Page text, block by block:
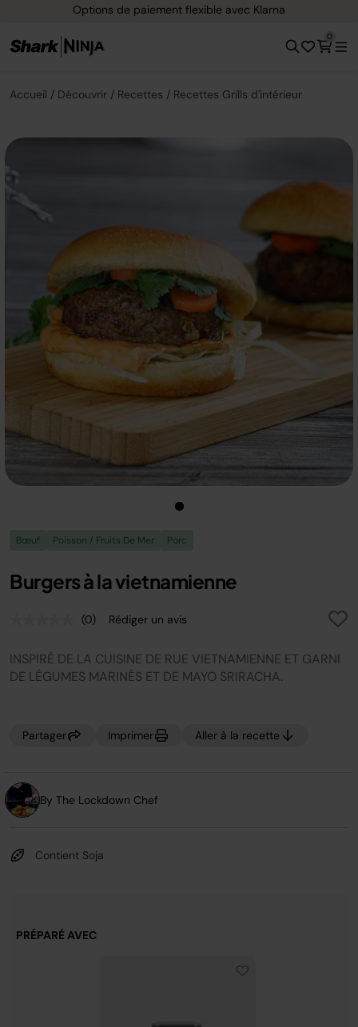
Options de paiement flexible avec Klarna
0
Accueil Découvrir Recettes Recettes Grills d'intérieur
Bœuf Poisson / Fruits De Mer Porc
Burgers à la vietnamienne
Aucune
de
notation.
Lien
page.
(0) Rédiger un avis
INSPIRÉ DE LA CUISINE DE RUE VIETNAMIENNE ET GARNI
DE LÉGUMES MARINÉS ET DE MAYO SRIRACHA.
Partager Imprimer Aller à la recette
By The Lockdown Chef
Contient Soja
PRÉPARÉ AVEC